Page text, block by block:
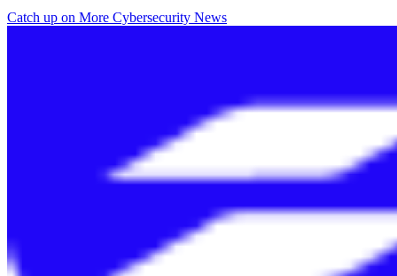
Catch up on More Cybersecurity News